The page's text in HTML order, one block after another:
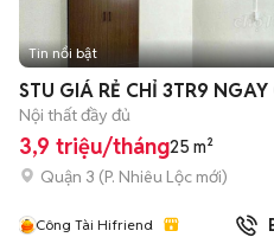
Tin nổi bật
STU GIÁ RẺ CHỈ 3TR9 NGAY
Nội thất đầy đủ
3,9 triệu/tháng25 m²
Quận 3 (P. Nhiêu Lộc mới)
Công Tài Hifriend